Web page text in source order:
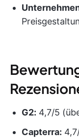
G2: 4,7/5
Capterra: